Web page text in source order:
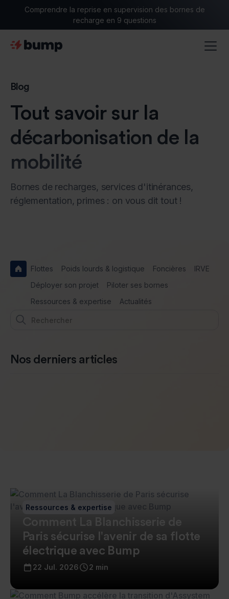
Comprendre la reprise en supervision des bornes de
recharge en 9 questions
Blog
Tout savoir sur la
décarbonisation de la
mobilité
Bornes de recharges, services d'itinérances,
réglementation, primes : on vous dit tout !
Flottes Poids lourds & logistique Foncières
IRVE
Déployer son projet
Piloter ses bornes
Ressources & expertise
Actualités
Nos derniers articles
Ressources & expertise
Comment La Blanchisserie de
Paris sécurise l'avenir de sa flotte
électrique avec Bump
22 Jul. 2026 2 min